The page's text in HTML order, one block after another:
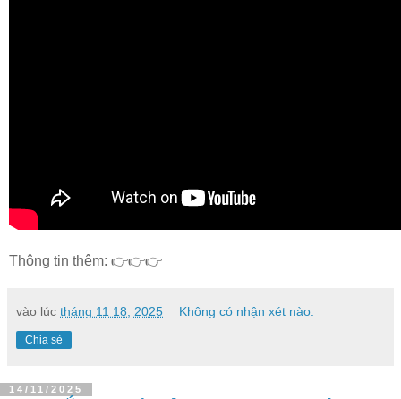
Thông tin thêm: 👉👉👉
vào lúc tháng 11 18, 2025 Không có nhận xét nào:
Chia sẻ
14/11/2025